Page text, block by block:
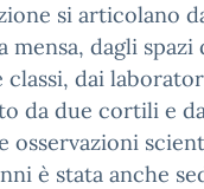
si articolano
dagli
classi, dai
da due cortili e
è stata anche